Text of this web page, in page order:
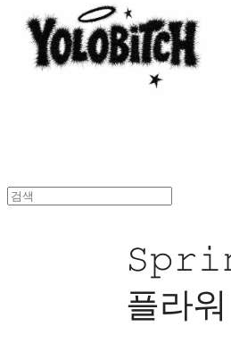
플라